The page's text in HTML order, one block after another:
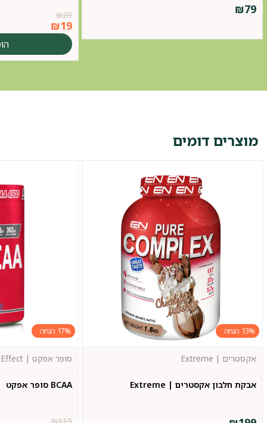
₪79
₪29
₪19
מוצרים דומים
13%
אבקת חלבון אקסטרים | Extreme
אקסטרים | Extreme
17%
BCAA סופר אפקט
סופר אפקט | Super Effect